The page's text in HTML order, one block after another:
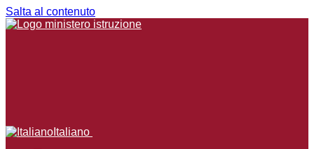
Salta al contenuto
Italiano